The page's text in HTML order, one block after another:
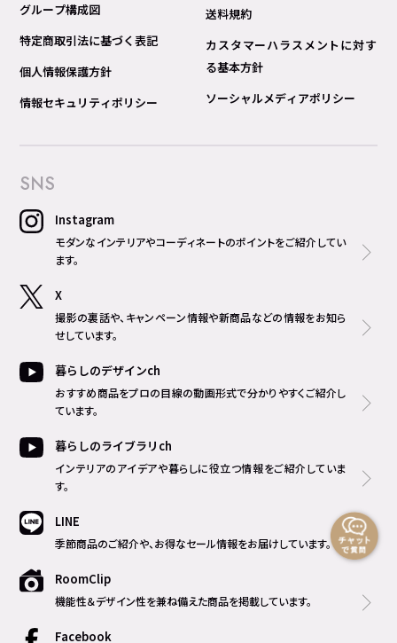
グループ構成図
特定商取引法に基づく表記
個人情報保護方針
情報セキュリティポリシー
送料規約
カスタマーハラスメントに対す
る基本方針
ソーシャルメディアポリシー
SNS
Instagram
モダンなインテリアやコーディネートのポイントをご紹介してい
ます。
X
撮影の裏話や、キャンペーン情報や新商品などの情報をお知ら
せしています。
暮らしのデザインch
おすすめ商品をプロの目線の動画形式で分かりやすくご紹介し
ています。
暮らしのライブラリch
インテリアのアイデアや暮らしに役立つ情報をご紹介していま
す。
LINE
季節商品のご紹介や、お得なセール情報をお届けしています。
RoomClip
機能性＆デザイン性を兼ね備えた商品を掲載しています。
Facebook